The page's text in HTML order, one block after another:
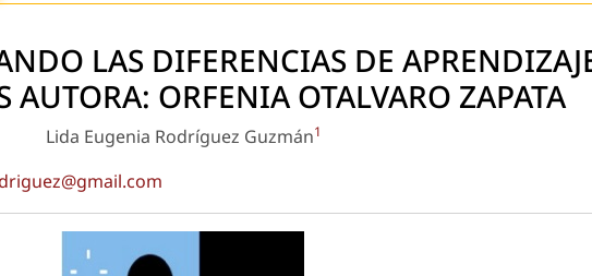
LAS DIFERENCIAS DE
AUTORA: ORFENIA OTALVARO ZAPATA
Lida Eugenia Rodríguez Guzmán1